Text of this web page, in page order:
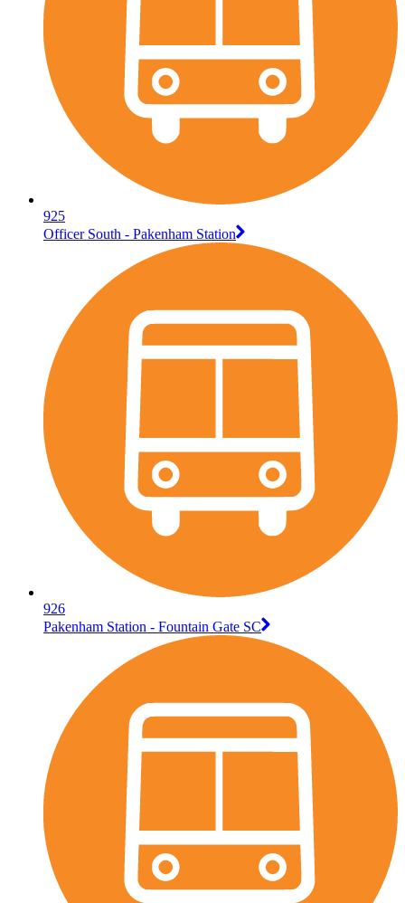
925
Officer South - Pakenham Station
926
Pakenham Station - Fountain Gate SC